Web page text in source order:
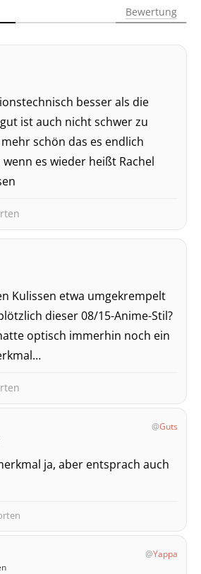
Bewertung
besser als die
ist auch nicht schwer zu
schön das es endlich
es wieder heißt Rachel
Kulissen etwa umgekrempelt
dieser 08/15-Anime-Stil?
optisch immerhin noch ein
Guts
ja, aber entsprach auch
Yappa